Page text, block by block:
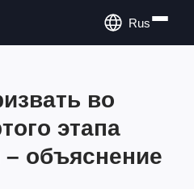
Rus
во
этапа
объяснение